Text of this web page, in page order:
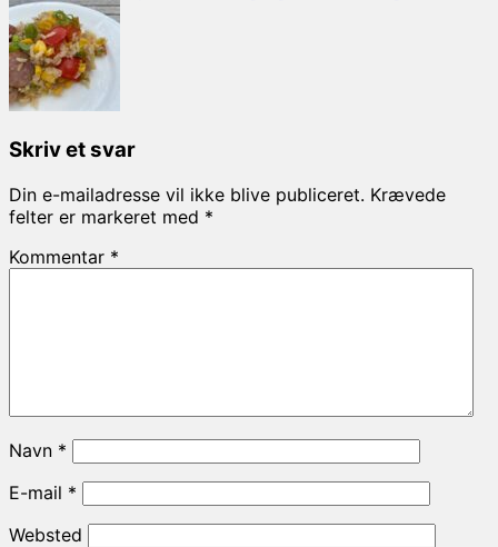
Skriv et svar
Din e-mailadresse vil ikke blive publiceret. Krævede
felter er markeret med *
Kommentar *
Navn *
E-mail *
Websted